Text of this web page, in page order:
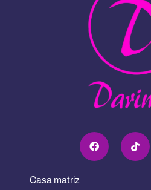
Casa matriz